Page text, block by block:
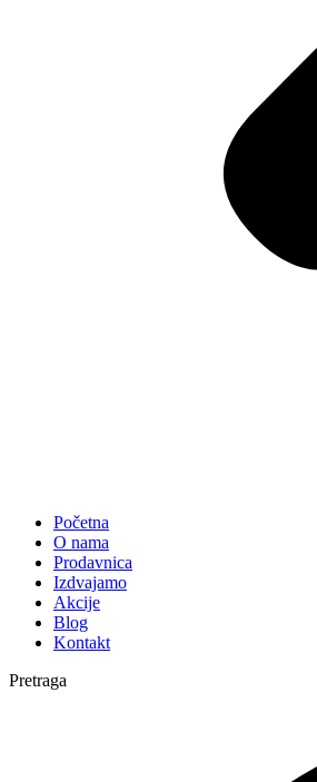
Početna
O nama
Prodavnica
Izdvajamo
Akcije
Blog
Kontakt
Pretraga